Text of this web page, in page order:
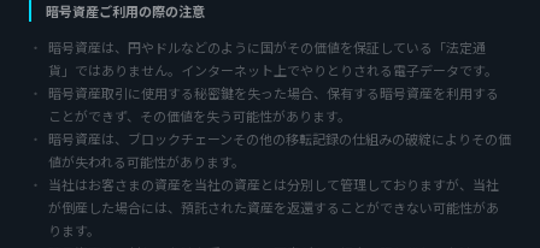
暗号資産ご利用の際の注意
暗号資産は、円やドルなどのように国がその価値を保証している「法定通
貨」ではありません。インターネット上でやりとりされる電子データです。
暗号資産取引に使用する秘密鍵を失った場合、保有する暗号資産を利用する
ことができず、その価値を失う可能性があります。
暗号資産は、ブロックチェーンその他の移転記録の仕組みの破綻によりその価
値が失われる可能性があります。
当社はお客さまの資産を当社の資産とは分別して管理しておりますが、当社
が倒産した場合には、預託された資産を返還することができない可能性があ
ります。